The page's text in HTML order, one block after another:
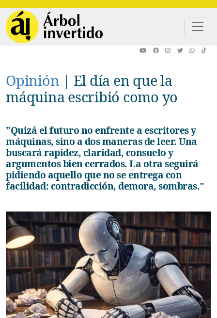
Opinión | El día en que la
máquina escribió como yo
"Quizá el futuro no enfrente a escritores y
máquinas, sino a dos maneras de leer. Una
buscará rapidez, claridad, consuelo y
argumentos bien cerrados. La otra seguirá
pidiendo aquello que no se entrega con
facilidad: contradicción, demora, sombras."